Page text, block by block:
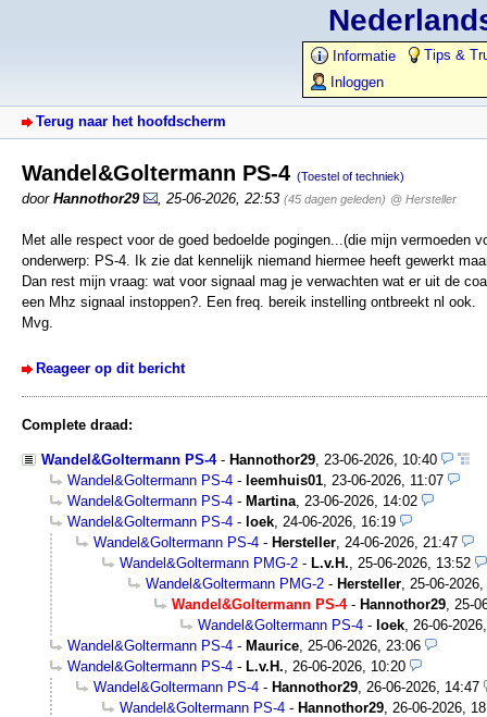
Informatie
Tips &
Inloggen
Terug naar het hoofdscherm
Wandel&Goltermann PS-4 (Toestel of techniek)
door Hannothor29 25-06-2026, 22:53 (45 dagen geleden) @ Hersteller
Met alle respect voor de goed bedoelde pogingen...(die mijn vermoeden
onderwerp: PS-4. Ik zie dat kennelijk niemand hiermee heeft gewerkt
Dan rest mijn vraag: wat voor signaal mag je verwachten wat er uit de
een Mhz signaal instoppen?. Een freq. bereik instelling ontbreekt nl ook.
Mvg.
Reageer op dit bericht
Complete draad:
Wandel&Goltermann PS-4- Hannothor29 23-06-2026, 10:40
Wandel&Goltermann PS-4 - leemhuis01 23-06-2026, 11:07
Wandel&Goltermann PS-4 - Martina 23-06-2026, 14:02
Wandel&Goltermann PS-4 - loek 24-06-2026, 16:19
Wandel&Goltermann PS-4 - Hersteller 24-06-2026, 21:47
Wandel&Goltermann PMG-2 - L.v.H.
25-06-2026, 13:52
Wandel&Goltermann PMG-2 - Hersteller 25-06-
Wandel&Goltermann PS-4- Hannothor29 25-
Wandel&Goltermann PS-4 - loek 26-06-
Wandel&Goltermann PS-4 - Maurice 25-06-2026, 23:06
Wandel&Goltermann PS-4 - L.v.H.
26-06-2026, 10:20
Wandel&Goltermann PS-4 - Hannothor29 26-06-2026, 14:47
Wandel&Goltermann PS-4 - Hannothor29 26-06-2026,